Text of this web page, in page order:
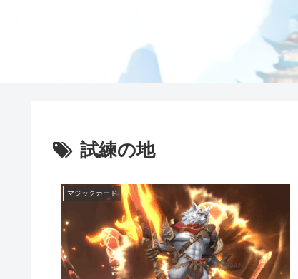
試練の地
マジックカード